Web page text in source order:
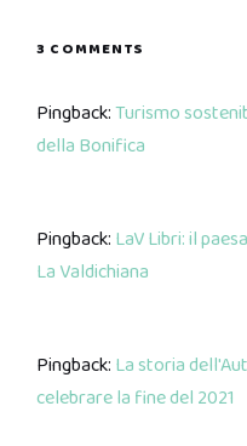
3 COMMENTS
Pingback:Turismo
della Bonifica
Pingback: LaV Libri: il
La Valdichiana
Pingback: La storia
celebrare la fine del 2021